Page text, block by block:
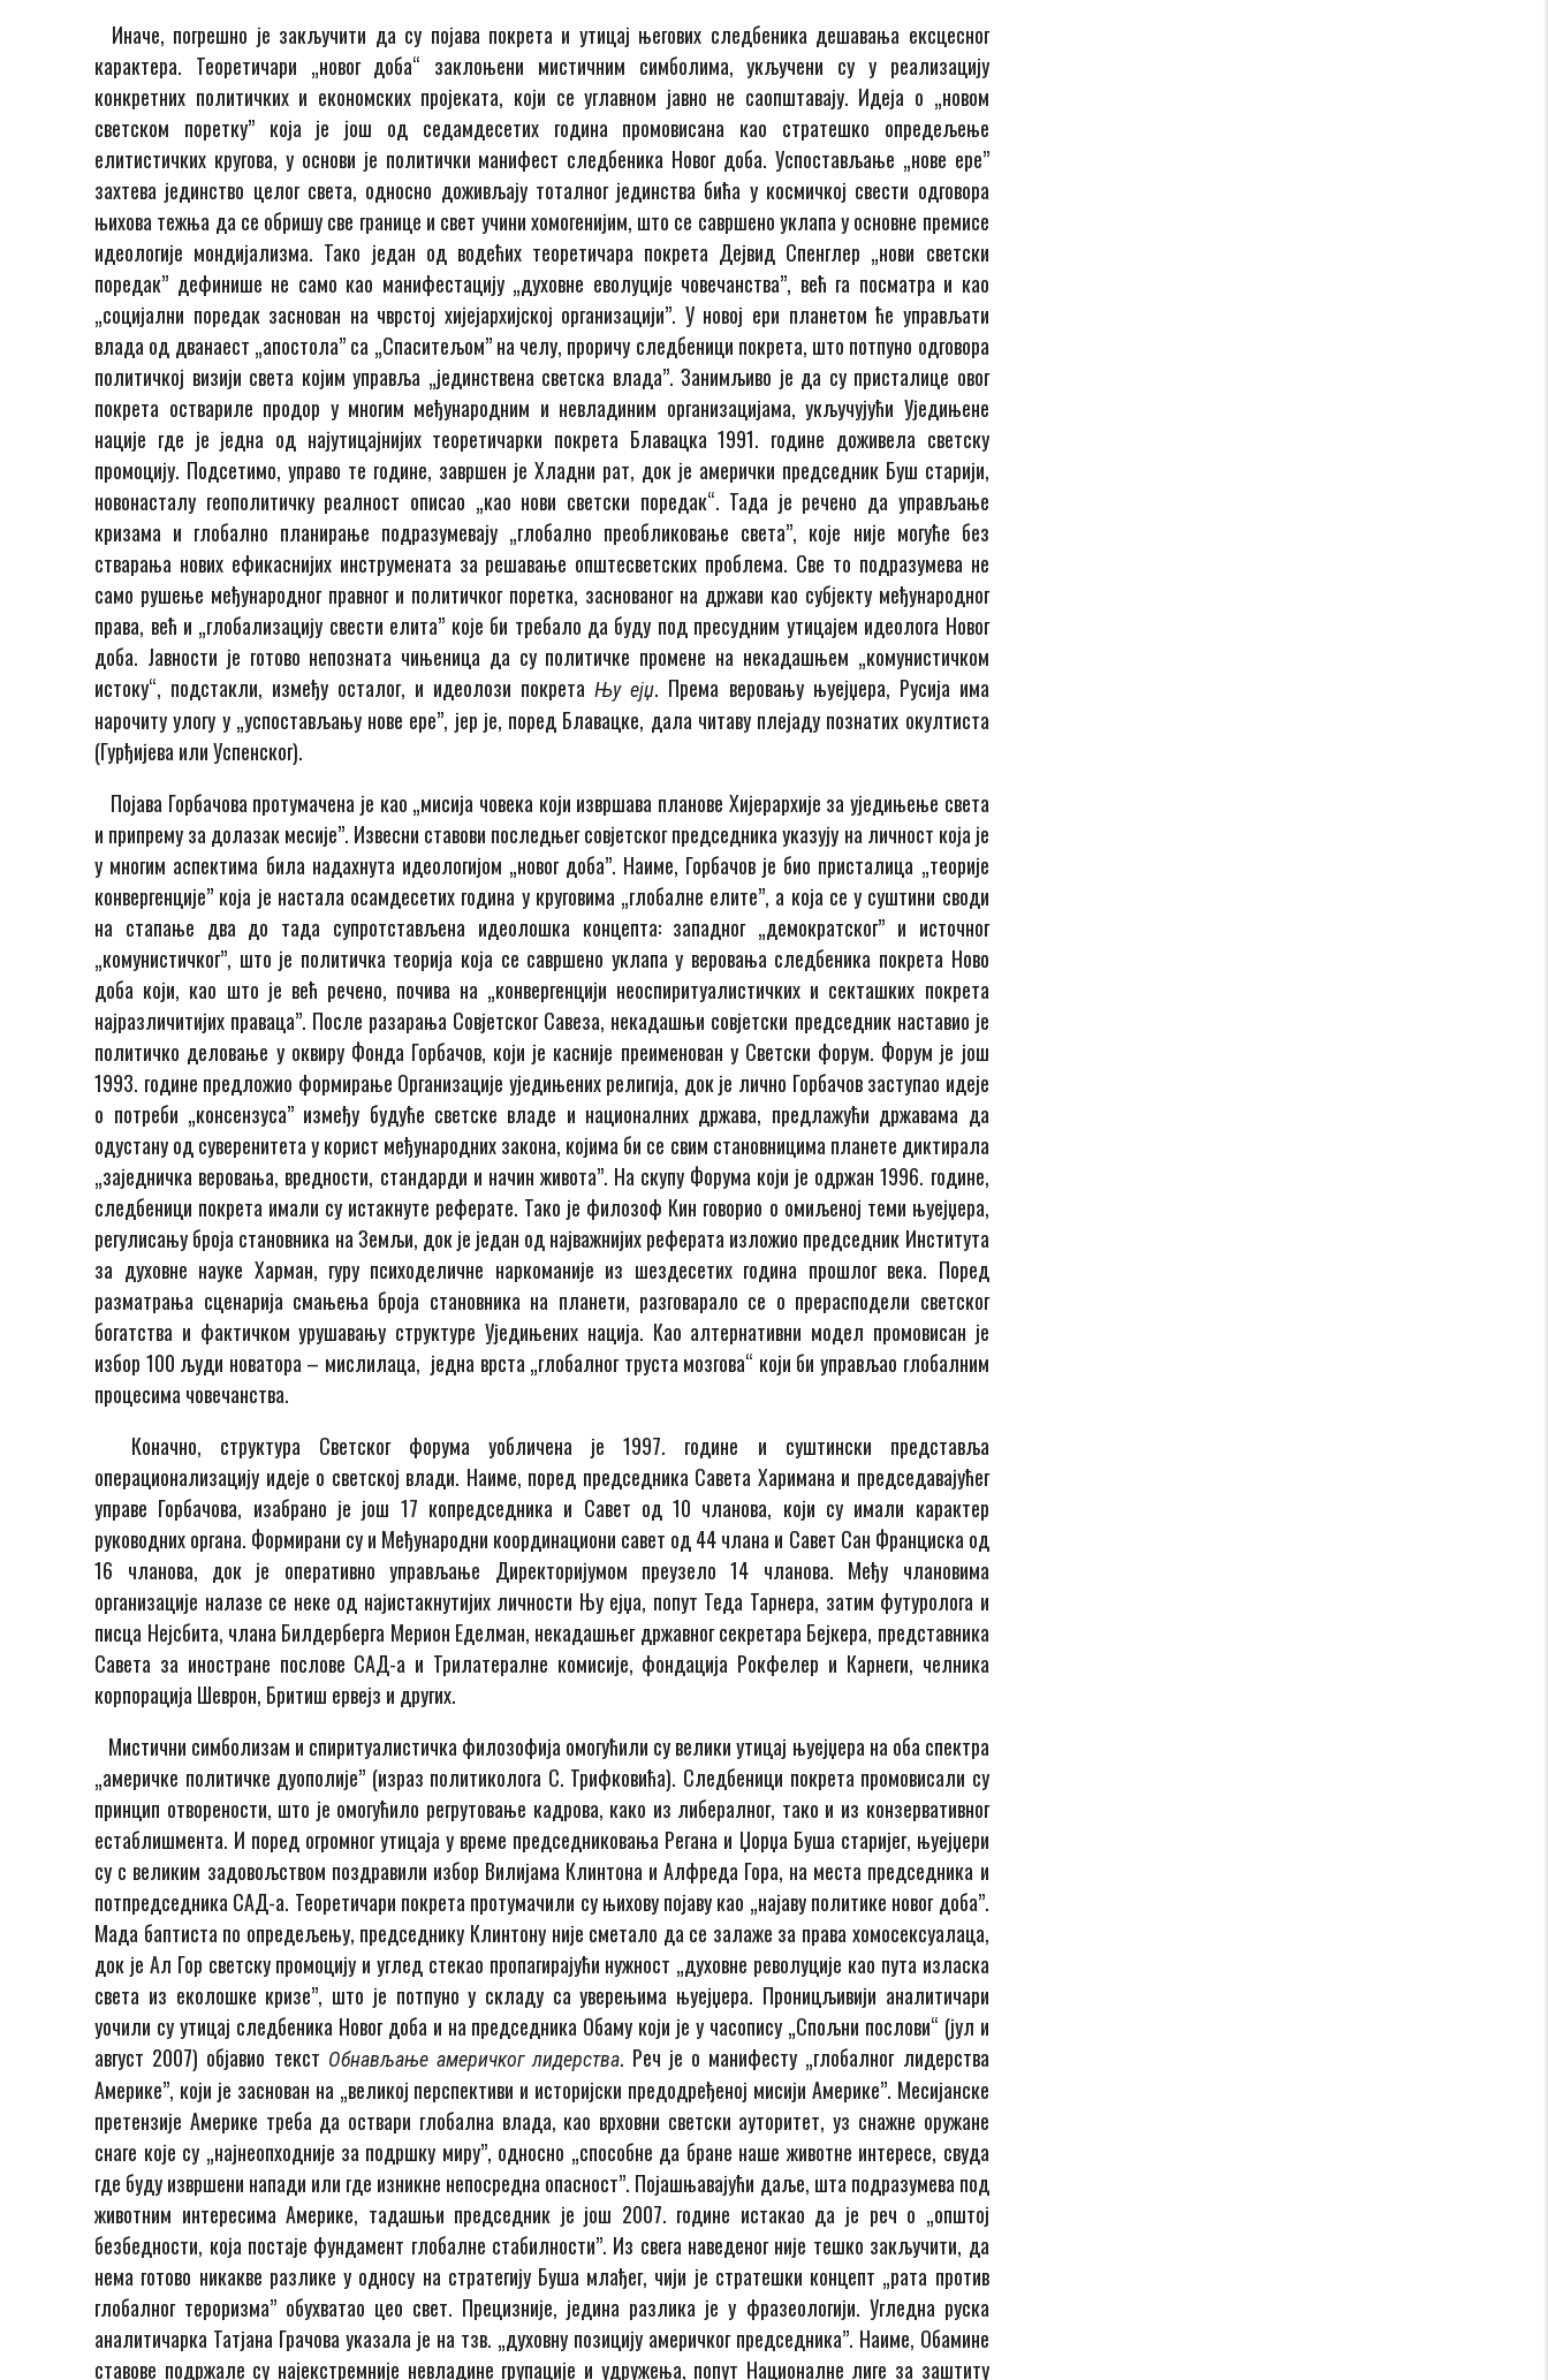
Иначе, погрешно је закључити да су појава покрета и утицај његових следбеника дешавања ексцесног
карактера. Теоретичари „новог доба“ заклоњени мистичним симболима, укључени су у реализацију
конкретних политичких и економских пројеката, који се углавном јавно не саопштавају. Идеја о „новом
светском поретку” која је још од седамдесетих година промовисана као стратешко опредељење
елитистичких кругова, у основи је политички манифест следбеника Новог доба. Успостављање „нове ере”
захтева јединство целог света, односно доживљају тоталног јединства бића у космичкој свести одговора
њихова тежња да се обришу све границе и свет учини хомогенијим, што се савршено уклапа у основне премисе
идеологије мондијализма. Тако један од водећих теоретичара покрета Дејвид Спенглер „нови светски
поредак” дефинише не само као манифестацију „духовне еволуције човечанства”, већ га посматра и као
„социјални поредак заснован на чврстој хијејархијској организацији”. У новој ери планетом ће управљати
влада од дванаест „апостола” са „Спаситељом” на челу, проричу следбеници покрета, што потпуно одговора
политичкој визији света којим управља „јединствена светска влада”. Занимљиво је да су присталице овог
покрета оствариле продор у многим међународним и невладиним организацијама, укључујући Уједињене
нације где је једна од најутицајнијих теоретичарки покрета Блавацка 1991. године доживела светску
промоцију. Подсетимо, управо те године, завршен је Хладни рат, док је амерички председник Буш старији,
новонасталу геополитичку реалност описао „као нови светски поредак“. Тада је речено да управљање
кризама и глобално планирање подразумевају „глобално преобликовање света”, које није могуће без
стварања нових ефикаснијих инструмената за решавање општесветских проблема. Све то подразумева не
само рушење међународног правног и политичког поретка, заснованог на држави као субјекту међународног
права, већ и „глобализацију свести елита” које би требало да буду под пресудним утицајем идеолога Новог
доба. Јавности је готово непозната чињеница да су политичке промене на некадашњем „комунистичком
истоку“, подстакли, између осталог, и идеолози покретаЊу ејџ. Према веровању њуејџера, Русија има
нарочиту улогу у „успостављању нове ере”, јер је, поред Блавацке, дала читаву плејаду познатих окултиста
(Гурђијева или Успенског).
Појава Горбачова протумачена је као „мисија човека који извршава планове Хијерархије за уједињење света
и припрему за долазак месије”. Извесни ставови последњег совјетског председника указују на личност која је
у многим аспектима била надахнута идеологијом „новог доба”. Наиме, Горбачов је био присталица „теорије
конвергенције” која је настала осамдесетих година у круговима „глобалне елите”, а која се у суштини своди
на стапање два до тада супротстављена идеолошка концепта: западног „демократског” и источног
„комунистичког”, што је политичка теорија која се савршено уклапа у веровања следбеника покрета Ново
доба који, као што је већ речено, почива на „конвергенцији неоспиритуалистичких и секташких покрета
најразличитијих праваца”. После разарања Совјетског Савеза, некадашњи совјетски председник наставио је
политичко деловање у оквиру Фонда Горбачов, који је касније преименован у Светски форум. Форум је још
1993. године предложио формирање Организације уједињених религија, док је лично Горбачов заступао идеје
о потреби „консензуса” између будуће светске владе и националних држава, предлажући државама да
одустану од суверенитета у корист међународних закона, којима би се свим становницима планете диктирала
„заједничка веровања, вредности, стандарди и начин живота”. На скупу Форума који је одржан 1996. године,
следбеници покрета имали су истакнуте реферате. Тако је филозоф Кин говорио о омиљеној теми њуејџера,
регулисању броја становника на Земљи, док је један од најважнијих реферата изложио председник Института
за духовне науке Харман, гуру психоделичне наркоманије из шездесетих година прошлог века. Поред
разматрања сценарија смањења броја становника на планети, разговарало се о прерасподели светског
богатства и фактичком урушавању структуре Уједињених нација. Као алтернативни модел промовисан је
избор 100 људи новатора – мислилаца, једна врста „глобалног труста мозгова“ који би управљао глобалним
процесима човечанства.
Коначно, структура Светског форума уобличена је 1997. године и суштински представља
операционализацију идеје о светској влади. Наиме, поред председника Савета Харимана и председавајућег
управе Горбачова, изабрано је још 17 копредседника и Савет од 10 чланова, који су имали карактер
руководних органа. Формирани су и Међународни координациони савет од 44 члана и Савет Сан Франциска од
16 чланова, док је оперативно управљање Директоријумом преузело 14 чланова. Међу члановима
организације налазе се неке од најистакнутијих личности Њу ејџа, попут Теда Тарнера, затим футуролога и
писца Нејсбита, члана Билдерберга Мерион Еделман, некадашњег државног секретара Бејкера, представника
Савета за иностране послове САД-а и Трилатералне комисије, фондација Рокфелер и Карнеги, челника
корпорација Шеврон, Бритиш ервејз и других.
Мистични симболизам и спиритуалистичка филозофија омогућили су велики утицај њуејџера на оба спектра
„америчке политичке дуополије” (израз политиколога С. Трифковића). Следбеници покрета промовисали су
принцип отворености, што је омогућило регрутовање кадрова, како из либералног, тако и из конзервативног
естаблишмента. И поред огромног утицаја у време председниковања Регана и Џорџа Буша старијег, њуејџери
су с великим задовољством поздравили избор Вилијама Клинтона и Алфреда Гора, на места председника и
потпредседника САД-а. Теоретичари покрета протумачили су њихову појаву као „најаву политике новог доба”.
Мада баптиста по опредељењу, председнику Клинтону није сметало да се залаже за права хомосексуалаца,
док је Ал Гор светску промоцију и углед стекао пропагирајући нужност „духовне револуције као пута изласка
света из еколошке кризе”, што је потпуно у складу са уверењима њуејџера. Проницљивији аналитичари
уочили су утицај следбеника Новог доба и на председника Обаму који је у часопису „Спољни послови“ (јул и
август 2007) објавио текст Обнављање америчког лидерства. Реч је о манифесту „глобалног лидерства
Америке”, који је заснован на „великој перспективи и историјски предодређеној мисији Америке”. Месијанске
претензије Америке треба да оствари глобална влада, као врховни светски ауторитет, уз снажне оружане
снаге које су „најнеопходније за подршку миру”, односно „способне да бране наше животне интересе, свуда
где буду извршени напади или где изникне непосредна опасност”. Појашњавајући даље, шта подразумева под
животним интересима Америке, тадашњи председник је још 2007. године истакао да је реч о „општој
безбедности, која постаје фундамент глобалне стабилности”. Из свега наведеног није тешко закључити, да
нема готово никакве разлике у односу на стратегију Буша млађег, чији је стратешки концепт „рата против
глобалног тероризма” обухватао цео свет. Прецизније, једина разлика је у фразеологији. Угледна руска
аналитичарка Татјана Грачова указала је на тзв. „духовну позицију америчког председника”. Наиме, Обамине
ставове подржале су најекстремније невладине групације и удружења, попут Националне лиге за заштиту